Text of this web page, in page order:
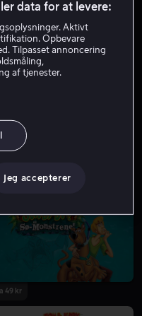
49 kr
49 kr
49 kr
data for at levere:
Aktivt
Opbevare
Tilpasset annoncering
af tjenester.
Jeg accepterer